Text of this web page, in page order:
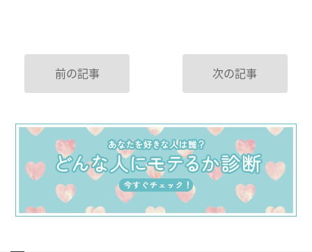
前の記事 次の記事